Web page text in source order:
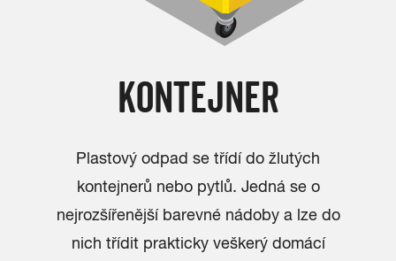
KONTEJNER
Plastový odpad se třídí do žlutých
kontejnerů nebo pytlů. Jedná se o
nejrozšířenější barevné nádoby a lze do
nich třídit prakticky veškerý domácí